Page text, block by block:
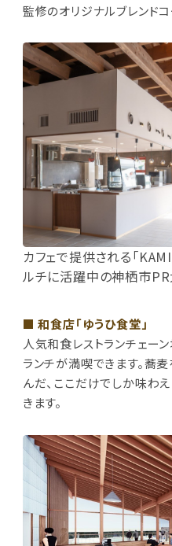
監修のオリジナルブレンド
カフェで提供される「
ルチに活躍中の神栖市
■ 和食店「ゆうひ食堂」
人気和食レストランチェー
ランチが満喫できます。蕎
んだ、ここだけでしか味わ
きます。